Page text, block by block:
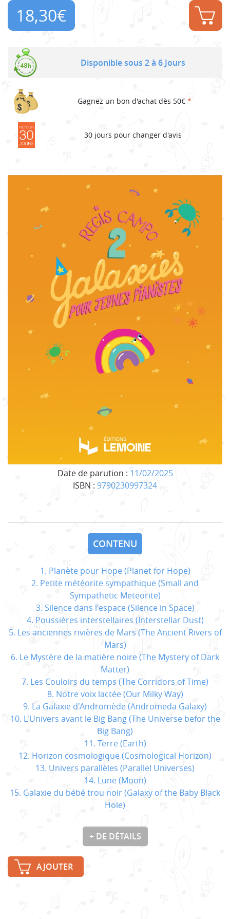
Date de parution : 11/02/2025
ISBN : 9790230997324
18,30€
Disponible sous 2 à 6 Jours
Gagnez un bon d'achat dès 50€ *
30 jours pour changer d'avis
CONTENU
1. Planète pour Hope (Planet for Hope)
2. Petite météorite sympathique (Small and
Sympathetic Meteorite)
3. Silence dans l'espace (Silence in Space)
4. Poussières interstellaires (Interstellar Dust)
5. Les anciennes rivières de Mars (The Ancient Rivers of
Mars)
6. Le Mystère de la matière noire (The Mystery of Dark
Matter)
7. Les Couloirs du temps (The Corridors of Time)
8. Notre voix lactée (Our Milky Way)
9. La Galaxie d'Andromède (Andromeda Galaxy)
10. L'Univers avant le Big Bang (The Universe befor the
Big Bang)
11. Terre (Earth)
12. Horizon cosmologique (Cosmological Horizon)
13. Univers parallèles (Parallel Universes)
14. Lune (Moon)
15. Galaxie du bébé trou noir (Galaxy of the Baby Black
Hole)
+ DE DÉTAILS
AJOUTER